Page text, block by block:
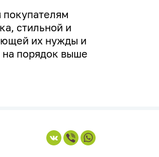
стильной и
их нужды и
на порядок выше